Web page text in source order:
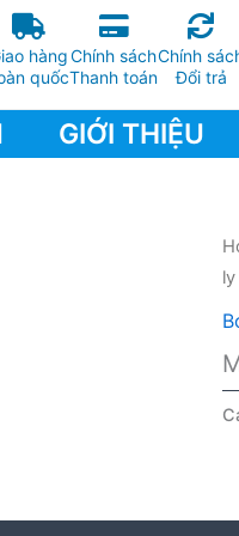
hàng
quốc
Chính sách
Thanh toán
Chính
Đổi trả
GIỚI THIỆU